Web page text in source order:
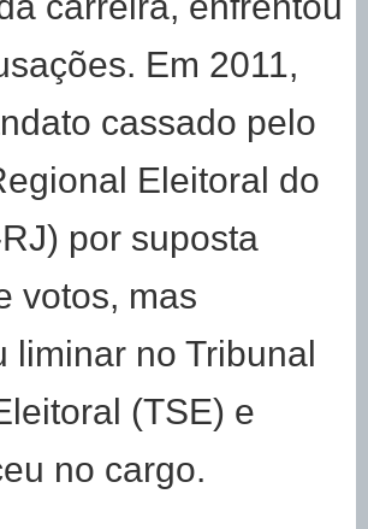
Em 2011,
cassado pelo
Eleitoral do
por suposta
votos, mas
liminar no Tribunal
(TSE) e
no cargo.